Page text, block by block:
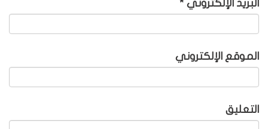
البريد الإلكتروني *
الموقع الإلكتروني
التعليق